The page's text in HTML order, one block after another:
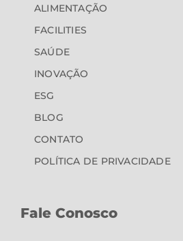
ALIMENTAÇÃO
FACILITIES
SAÚDE
INOVAÇÃO
ESG
BLOG
CONTATO
POLÍTICA DE PRIVACIDADE
Fale Conosco